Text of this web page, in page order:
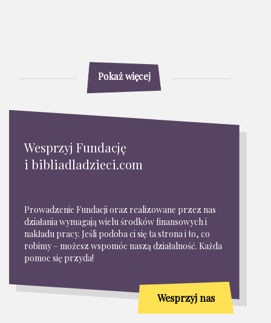
Pokaż więcej
Wesprzyj Fundację
i bibliadladzieci.com
Prowadzenie Fundacji oraz realizowane przez nas
działania wymagają wielu środków finansowych i
nakładu pracy. Jeśli podoba ci się ta strona i to, co
robimy – możesz wspomóc naszą działalność. Każda
pomoc się przyda!
Wesprzyj nas